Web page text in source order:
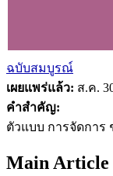
ฉบับสมบูรณ์
เผยแพร่แล้ว: ส.ค.
คำสำคัญ:
ตัวแบบ การจัดกา
Main Article